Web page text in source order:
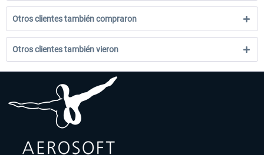
Otros clientes también compraron
Otros clientes también vieron